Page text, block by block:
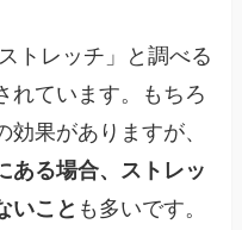
トレッチ」と調べる
れています。もちろ
果がありますが、
ある場合、ストレッ
いこと も多いです。